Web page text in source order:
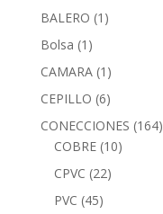
BALERO (1)
Bolsa (1)
CAMARA (1)
CEPILLO (6)
CONECCIONES (164)
COBRE (10)
CPVC (22)
PVC (45)